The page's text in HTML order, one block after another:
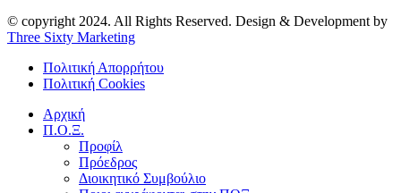
© copyright 2024. All Rights Reserved. Design & Development by
Three Sixty Marketing
Πολιτική Απορρήτου
Πολιτική Cookies
Αρχική
Π.Ο.Ξ.
Προφίλ
Πρόεδρος
Διοικητικό Συμβούλιο